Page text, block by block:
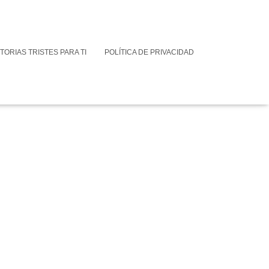
TRISTES PARA TI POLÍTICA DE PRIVACIDAD